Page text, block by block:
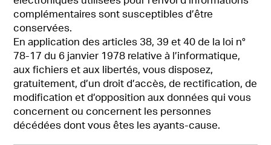
complémentaires sont susceptibles d’être
conservées.
En application des articles 38, 39 et 40 de la loi n°
78-17 du 6 janvier 1978 relative à l’informatique,
aux fichiers et aux libertés, vous disposez,
gratuitement, d’un droit d’accès, de rectification, de
modification et d’opposition aux données qui vous
concernent ou concernent les personnes
décédées dont vous êtes les ayants-cause.